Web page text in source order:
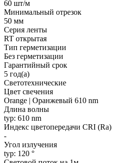
60 шт/м
Минимальный отрезок
50 мм
Серия ленты
RT открытая
Тип герметизации
Без герметизации
Гарантийный срок
5 год(а)
Светотехнические
Цвет свечения
Orange | Оранжевый 610 nm
Длина волны
typ: 610 nm
Индекс цветопередачи CRI (Ra)
-
Угол излучения
typ: 120 °